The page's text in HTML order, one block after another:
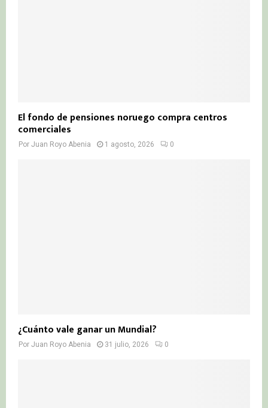
El fondo de pensiones noruego compra centros
comerciales
Por Juan Royo Abenia 1 agosto, 2026 0
¿Cuánto vale ganar un Mundial?
Por Juan Royo Abenia 31 julio, 2026 0